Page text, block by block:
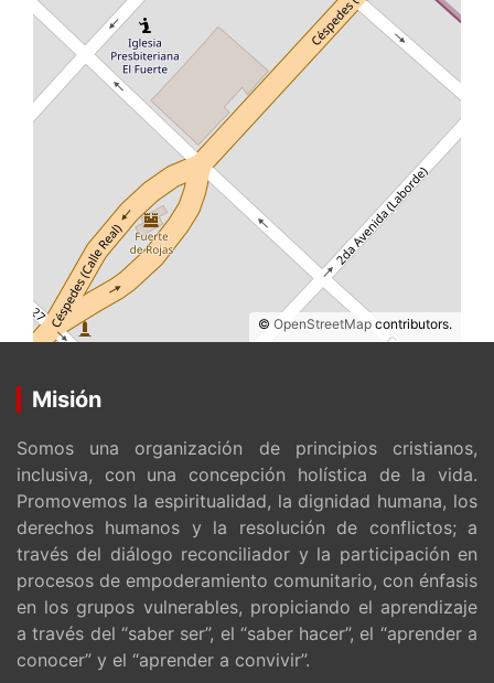
© OpenStreetMap contributors.
Misión
Somos una organización de principios cristianos,
inclusiva, con una concepción holística de la vida.
Promovemos la espiritualidad, la dignidad humana, los
derechos humanos y la resolución de conflictos; a
través del diálogo reconciliador y la participación en
procesos de empoderamiento comunitario, con énfasis
en los grupos vulnerables, propiciando el aprendizaje
a través del “saber ser”, el “saber hacer”, el “aprender a
conocer” y el “aprender a convivir”.